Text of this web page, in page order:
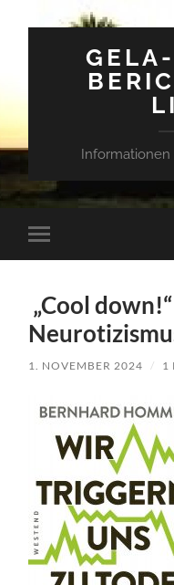
Mobile-
Menü
„Cool
1. NOVEMBER 2024 / 1